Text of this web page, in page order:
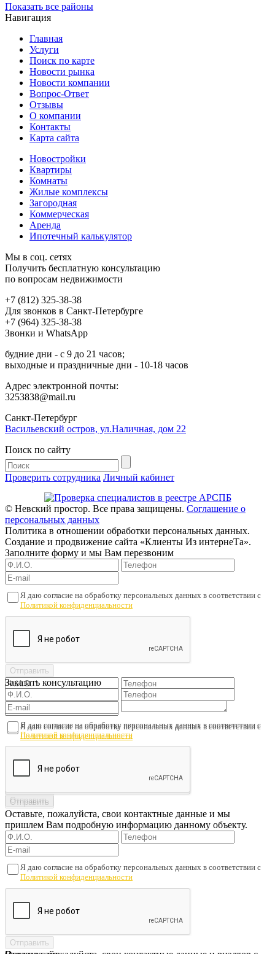
Показать все районы
Навигация
Главная
Услуги
Поиск по карте
Новости рынка
Новости компании
Вопрос-Ответ
Отзывы
О компании
Контакты
Карта сайта
Новостройки
Квартиры
Комнаты
Жилые комплексы
Загородная
Коммерческая
Аренда
Ипотечный калькулятор
Мы в соц. сетях
Получить бесплатную консультацию
по вопросам недвижимости
+7 (812) 325-38-38
Для звонков в Санкт-Петербурге
+7 (964) 325-38-38
Звонки и WhatsApp
будние дни - с 9 до 21 часов;
выходные и праздничные дни - 10-18 часов
Адрес электронной почты:
3253838@mail.ru
Cанкт-Петербург
Васильевский остров, ул.Наличная, дом 22
Поиск по сайту
Проверить сотрудника Личный кабинет
© Невский простор. Все права защищены. Соглашение о
персональных данных
Политика в отношении обработки персональных данных.
Создание и продвижение сайта «Клиенты Из интернеТа».
Заполните форму и мы Вам перезвоним
Я даю согласие на обработку персональных данных в соответствии с
Политикой конфиденциальности
Заказать консультацию
Я даю согласие на обработку персональных данных в соответствии с
Политикой конфиденциальности
Я даю согласие на обработку персональных данных в соответствии с
Политикой конфиденциальности
Оставьте, пожалуйста, свои контактные данные и мы
пришлем Вам подробную информацию данному объекту.
Я даю согласие на обработку персональных данных в соответствии с
Политикой конфиденциальности